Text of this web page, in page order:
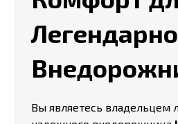
Вы являетесь владельцем